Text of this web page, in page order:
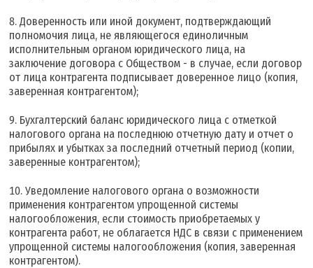
Доверенность или иной документ, подтверждающий
полномочия лица, не являющегося единоличным
исполнительным органом юридического лица, на
заключение договора с Обществом - в случае, если договор
от лица контрагента подписывает доверенное лицо (копия,
заверенная контрагентом);
Бухгалтерский баланс юридического лица с отметкой
налогового органа на последнюю отчетную дату и отчет о
прибылях и убытках за последний отчетный период (копии,
заверенные контрагентом);
Уведомление налогового органа о возможности
применения контрагентом упрощенной системы
налогообложения, если стоимость приобретаемых у
контрагента работ, не облагается НДС в связи с применением
упрощенной системы налогообложения (копия, заверенная
контрагентом).